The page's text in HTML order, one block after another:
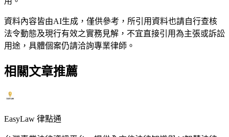
資料內容皆由AI生成，僅供參考，所引用資料也請自行查核
法令動態及現行有效之實務見解，不宜直接引用為主張或訴訟
用途，具體個案仍請洽詢專業律師。
相關文章推薦
EasyLaw 律點通